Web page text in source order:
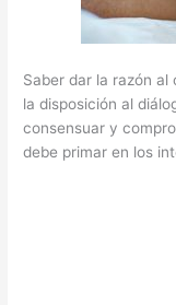
Saber dar la razón
la disposición al
consensuar y
debe primar en los